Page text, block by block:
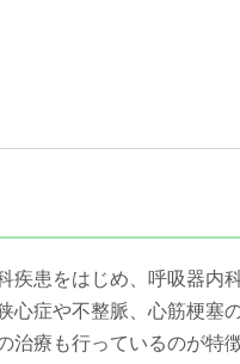
疾患をはじめ、呼吸器内
心症や不整脈、心筋梗塞
治療も行っているのが特